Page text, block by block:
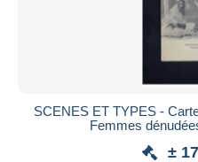
SCENES ET TYPES -
Femmes
±